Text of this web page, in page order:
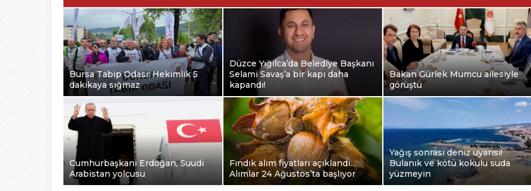
Bursa Tabip Odası: Hekimlik 5
dakikaya sığmaz
Düzce Yığılca’da Belediye Başkanı
Selami Savaş’a bir kapı daha
kapandı!
Bakan Gürlek Mumcu ailesiyle
görüştü
Cumhurbaşkanı Erdoğan, Suudi
Arabistan yolcusu
Fındık alım fiyatları açıklandı…
Alımlar 24 Ağustos’ta başlıyor
Yağış sonrası deniz uyarısı!
Bulanık ve kötü kokulu suda
yüzmeyin